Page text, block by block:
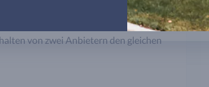
Angenommen, Sie haben
von zwei Anbietern den gleichen